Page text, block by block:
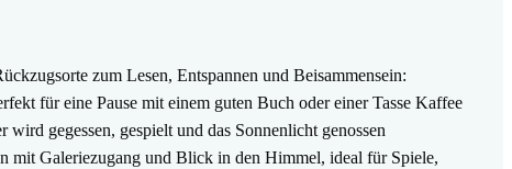
zum Lesen, Entspannen und Beisammensein:
für eine Pause mit einem guten Buch oder einer Tasse Kaffee
gegessen, gespielt und das Sonnenlicht genossen
mit Galeriezugang und Blick in den Himmel, ideal für Spiele,